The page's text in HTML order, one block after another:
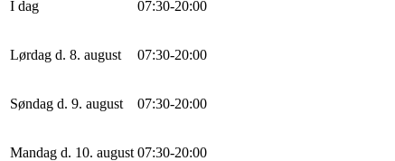
I dag 07:30-20:00
Lørdag d. 8. august 07:30-20:00
Søndag d. 9. august 07:30-20:00
Mandag d. 10. august 07:30-20:00